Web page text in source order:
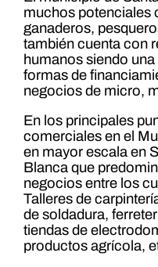
muchos potenciales
ganaderos,
también cuenta con
humanos siendo
formas de
negocios de micro,
En los principales
comerciales en el
en mayor escala en
Blanca que
negocios entre los
Talleres de
de soldadura,
tiendas de
productos agrícola,